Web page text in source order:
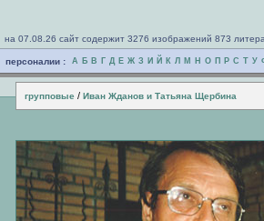
на 07.08.26 сайт содержит 3276 изображений 873
персоналии : А Б В Г Д Е Ж З И Й К Л М Н О П Р С Т У
групповые / Иван Жданов и Татьяна Щербина